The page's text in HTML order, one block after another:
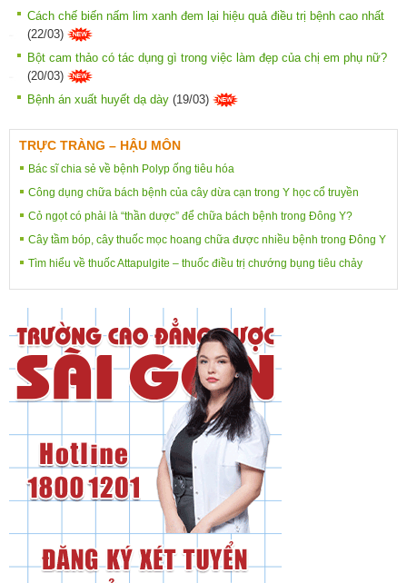
Cách chế biến nấm lim xanh đem lại hiệu quả điều trị bệnh cao nhất
(22/03)
Bột cam thảo có tác dụng gì trong việc làm đẹp của chị em phụ nữ?
(20/03)
Bệnh án xuất huyết dạ dày (19/03)
TRỰC TRÀNG – HẬU MÔN
Bác sĩ chia sẻ về bệnh Polyp ống tiêu hóa
Công dụng chữa bách bệnh của cây dừa cạn trong Y học cổ truyền
Cỏ ngọt có phải là “thần dược” để chữa bách bệnh trong Đông Y?
Cây tầm bóp, cây thuốc mọc hoang chữa được nhiều bệnh trong Đông Y
Tìm hiểu về thuốc Attapulgite – thuốc điều trị chướng bụng tiêu chảy